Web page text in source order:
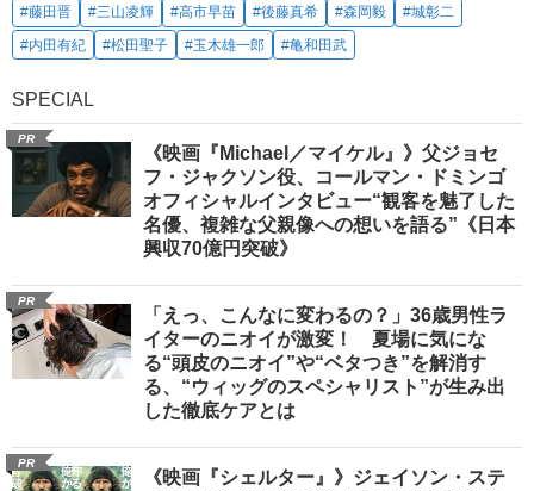
#藤田晋 #三山凌輝 #高市早苗 #後藤真希 #森岡毅
#城彰二
#内田有紀
#松田聖子 #玉木雄一郎 #亀和田武
SPECIAL
PR
《映画『Michael／マイケル』》父ジョセ
フ・ジャクソン役、コールマン・ドミンゴ
オフィシャルインタビュー“観客を魅了した
名優、複雑な父親像への想いを語る”《日本
興収70億円突破》
PR
「えっ、こんなに変わるの？」36歳男性ラ
イターのニオイが激変！ 夏場に気にな
る“頭皮のニオイ”や“ベタつき”を解消す
る、“ウィッグのスペシャリスト”が生み出
した徹底ケアとは
PR
《映画『シェルター』》ジェイソン・ステ